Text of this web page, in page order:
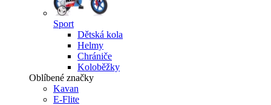
Sport
Dětská kola
Helmy
Chrániče
Koloběžky
Oblíbené značky
Kavan
E-Flite